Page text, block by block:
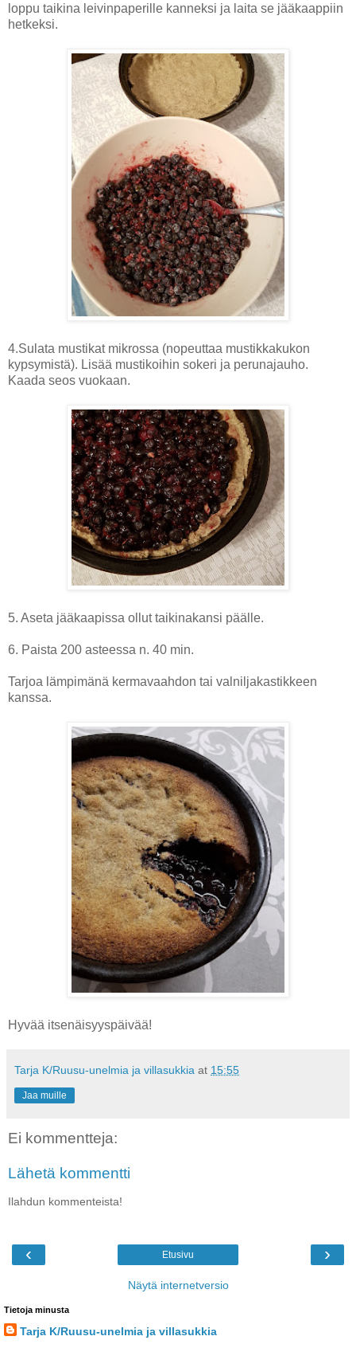
loppu taikina leivinpaperille kanneksi ja laita se jääkaappiin
hetkeksi.
4.Sulata mustikat mikrossa (nopeuttaa mustikkakukon
kypsymistä). Lisää mustikoihin sokeri ja perunajauho.
Kaada seos vuokaan.
5. Aseta jääkaapissa ollut taikinakansi päälle.
6. Paista 200 asteessa n. 40 min.
Tarjoa lämpimänä kermavaahdon tai valniljakastikkeen
kanssa.
Hyvää itsenäisyyspäivää!
Tarja K/Ruusu-unelmia ja villasukkia at 15:55
Jaa muille
Ei kommentteja:
Lähetä kommentti
Ilahdun kommenteista!
‹ ›
Etusivu
Näytä internetversio
Tietoja minusta
Tarja K/Ruusu-unelmia ja villasukkia